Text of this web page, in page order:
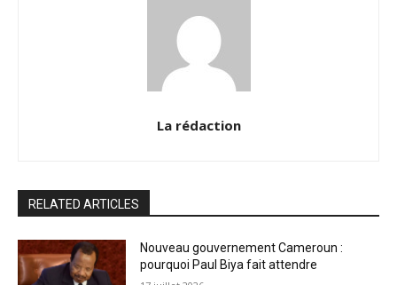
La rédaction
RELATED ARTICLES
Nouveau gouvernement Cameroun :
pourquoi Paul Biya fait attendre